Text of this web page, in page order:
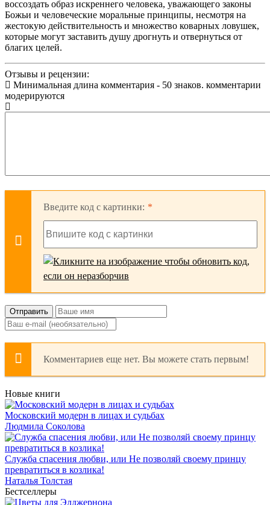
воссоздать образ искреннего человека, уважающего законы
Божьи и человеческие моральные принципы, несмотря на
жестокую действительность и множество коварных ловушек,
которые могут заставить душу дрогнуть и отвернуться от
благих целей.
Отзывы и рецензии:
Минимальная длина комментария - 50 знаков. комментарии
модерируются
Введите код с картинки:
Отправить
Комментариев еще нет. Вы можете стать первым!
Новые книги
Московский модерн в лицах и судьбах
Людмила Соколова
Служба спасения любви, или Не позволяй своему принцу
превратиться в козлика!
Наталья Толстая
Бестселлеры